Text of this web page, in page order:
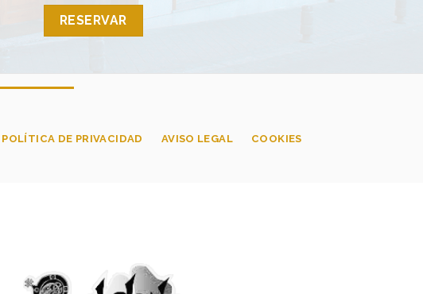
RESERVAR
POLÍTICA DE PRIVACIDAD AVISO LEGAL COOKIES